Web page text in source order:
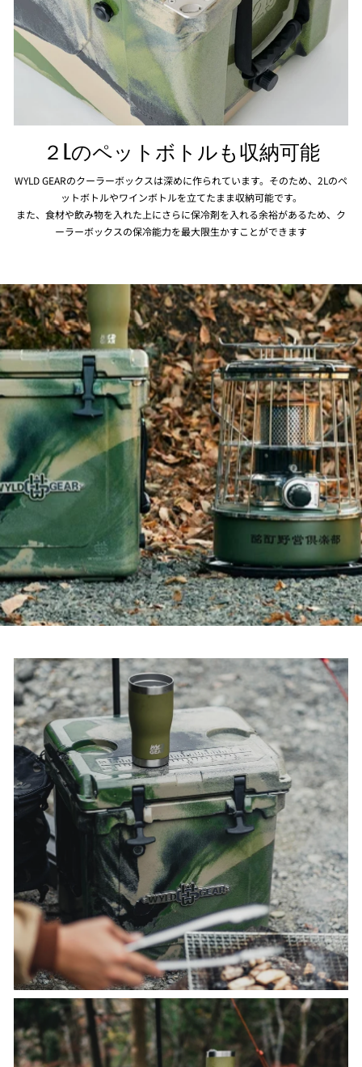
２Lのペットボトルも収納可能
WYLD GEARのクーラーボックスは深めに作られています。そのため、2Lのペ
ットボトルやワインボトルを立てたまま収納可能です。
また、食材や飲み物を入れた上にさらに保冷剤を入れる余裕があるため、ク
ーラーボックスの保冷能力を最大限生かすことができます